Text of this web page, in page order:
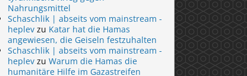
Nahrungsmittel
Schaschlik | abseits vom mainstream -
heplev zu Katar hat die Hamas
angewiesen, die Geiseln festzuhalten
Schaschlik | abseits vom mainstream -
heplev zu Warum die Hamas die
humanitäre Hilfe im Gazastreifen